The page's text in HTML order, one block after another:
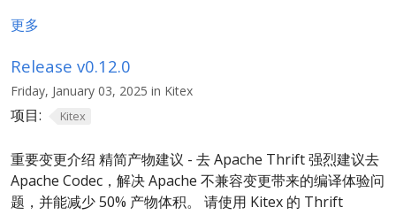
更多
Release v0.12.0
Friday, January 03, 2025 in Kitex
项目: Kitex
重要变更介绍 精简产物建议 - 去 Apache Thrift 强烈建议去
Apache Codec，解决 Apache 不兼容变更带来的编译体验问
题，并能减少 50% 产物体积。 请使用 Kitex 的 Thrift